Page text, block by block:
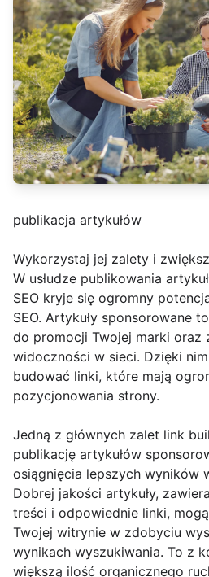
publikacja artykułów
Wykorzystaj jej zalety i
W usłudze publikowania
SEO kryje się ogromny
SEO. Artykuły sponsorowane
do promocji Twojej marki oraz
widoczności w sieci. Dzięki
budować linki, które mają
pozycjonowania strony.
Jedną z głównych zalet link
publikację artykułów
osiągnięcia lepszych wyników
Dobrej jakości artykuły,
treści i odpowiednie linki,
Twojej witrynie w zdobyciu
wynikach wyszukiwania. To z
większą ilość organicznego